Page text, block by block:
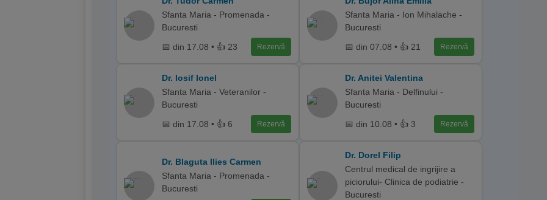
Sfanta Maria - Promenada -
Bucuresti
📅 din 17.08 • 👍 23
Rezervă
Sfanta Maria - Ion Mihalache -
Bucuresti
📅 din 07.08 • 👍 21
Rezervă
Dr. Iosif Ionel
Sfanta Maria - Veteranilor -
Bucuresti
📅 din 17.08 • 👍 6
Rezervă
Dr. Anitei Valentina
Sfanta Maria - Delfinului -
Bucuresti
📅 din 10.08 • 👍 3
Rezervă
Dr. Blaguta Ilies Carmen
Sfanta Maria - Promenada -
Bucuresti
Dr. Dorel Filip
Centrul medical de ingrijire a
piciorului- Clinica de podiatrie -
Bucuresti